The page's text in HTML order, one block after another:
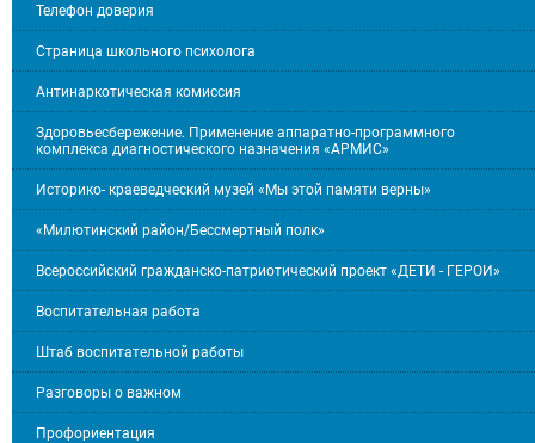
Телефон доверия
Страница школьного психолога
Антинаркотическая комиссия
Здоровьесбережение. Применение аппаратно-программного
комплекса диагностического назначения «АРМИС»
Историко- краеведческий музей «Мы этой памяти верны»
«Милютинский район/Бессмертный полк»
Всероссийский гражданско-патриотический проект «ДЕТИ - ГЕРОИ»
Воспитательная работа
Штаб воспитательной работы
Разговоры о важном
Профориентация